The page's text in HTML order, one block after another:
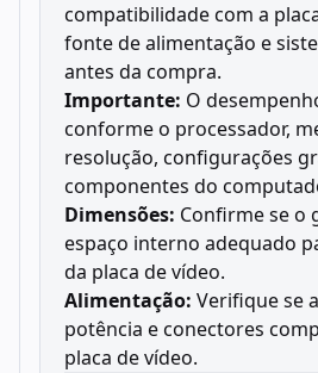
compatibilidade com a
fonte de alimentação e
antes da compra.
Importante: O
conforme o processador,
resolução, configurações
componentes do
Dimensões: Confirme se o
espaço interno adequado
da placa de vídeo.
Alimentação: Verifique se
potência e conectores
placa de vídeo.